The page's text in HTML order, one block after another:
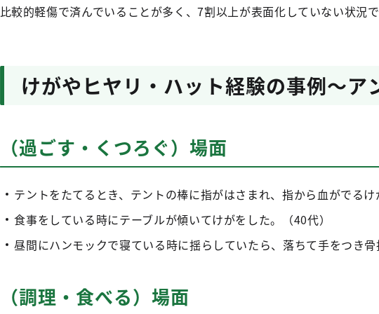
比較的軽傷で済んでいることが多く、7割以上が表面化していない状
けがやヒヤリ・ハット経験の事例～ア
（過ごす・くつろぐ）場面
テントをたてるとき、テントの棒に指がはさまれ、指から血がでるけ
食事をしている時にテーブルが傾いてけがをした。（40代）
昼間にハンモックで寝ている時に揺らしていたら、落ちて手をつき骨
（調理・食べる）場面